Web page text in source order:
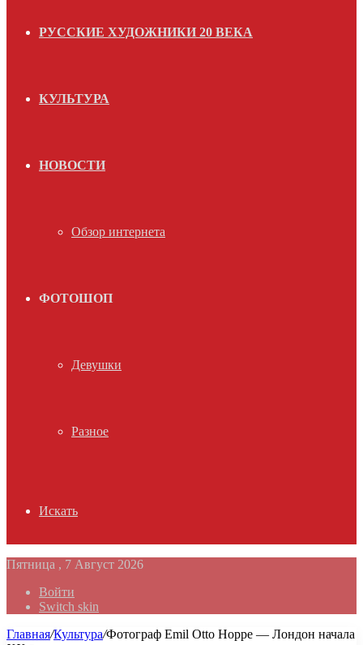
РУССКИЕ ХУДОЖНИКИ 20 ВЕКА
КУЛЬТУРА
НОВОСТИ
Обзор интернета
ФОТОШОП
Девушки
Разное
Искать
Пятница , 7 Август 2026
Войти
Switch skin
Главная/Культура/Фотограф Emil Otto Hoppe — Лондон начала